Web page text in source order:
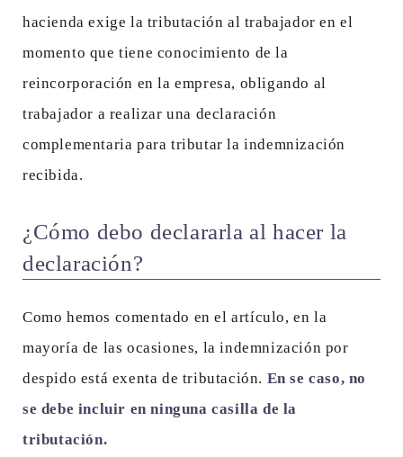
hacienda exige la tributación al trabajador en el
momento que tiene conocimiento de la
reincorporación en la empresa, obligando al
trabajador a realizar una declaración
complementaria para tributar la indemnización
recibida.
¿Cómo debo declararla al hacer la
declaración?
Como hemos comentado en el artículo, en la
mayoría de las ocasiones, la indemnización por
despido está exenta de tributación. En se caso, no
se debe incluir en ninguna casilla de la
tributación.